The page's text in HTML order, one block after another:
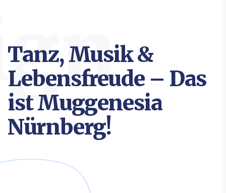
Tanz, Musik &
Lebensfreude – Das
ist Muggenesia
Nürnberg!